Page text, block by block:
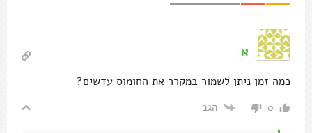
א
כמה זמן ניתן לשמור במקרר את החומוס עדשים?
0 הגב